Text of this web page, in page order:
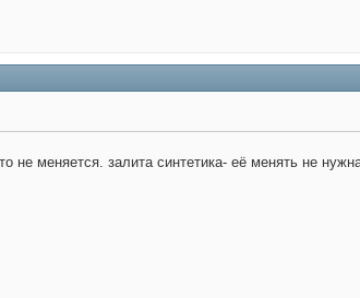
не меняется. залита синтетика- её менять не